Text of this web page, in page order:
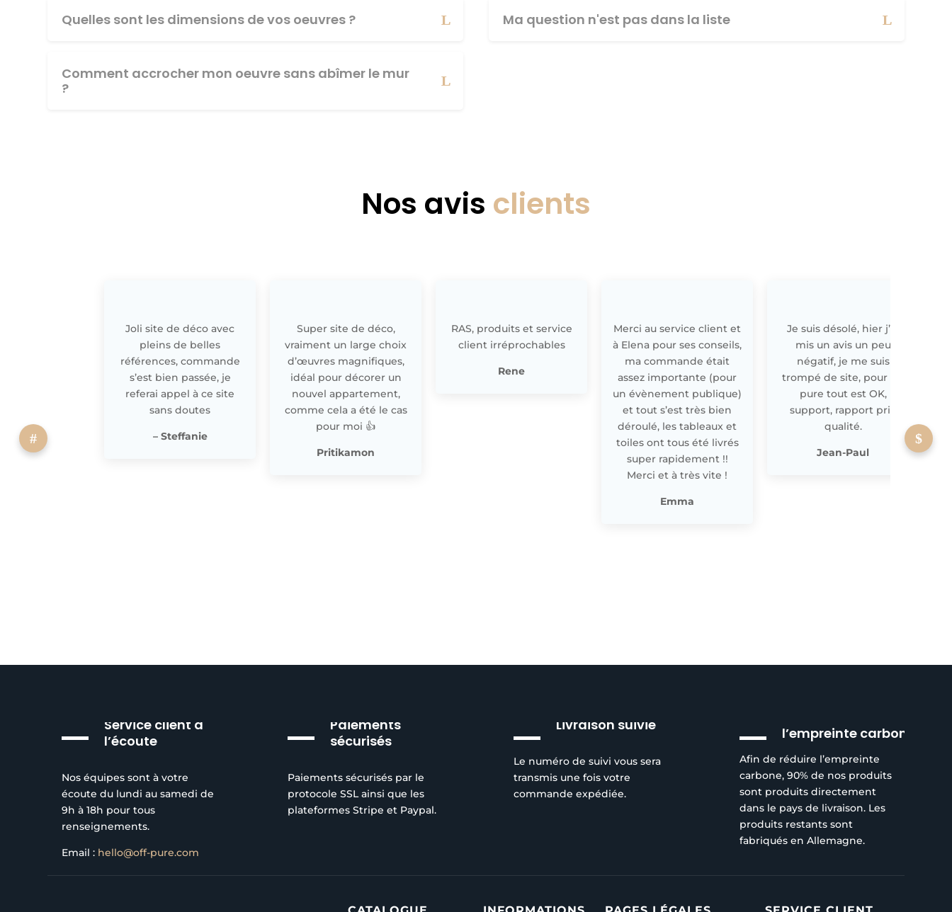
Quelles sont les dimensions de vos oeuvres ?
Comment accrocher mon oeuvre sans abîmer le mur
?
Ma question n'est pas dans la liste
Nos avis clients
Joli site de déco avec
pleins de belles
références, commande
s’est bien passée, je
referai appel à ce site
sans doutes
– Steffanie
Super site de déco,
vraiment un large choix
d’œuvres magnifiques,
idéal pour décorer un
nouvel appartement,
comme cela a été le cas
pour moi 👍
Pritikamon
RAS, produits et service
client irréprochables
Rene
Merci au service client et
à Elena pour ses conseils,
ma commande était
assez importante (pour
un évènement publique)
et tout s’est très bien
déroulé, les tableaux et
toiles ont tous été livrés
super rapidement !!
Merci et à très vite !
Emma
Je suis désolé, hier j’ai
mis un avis un peu
négatif, je me suis
trompé de site, pour off
pure tout est OK,
support, rapport prix
qualité.
Jean-Paul
Service client à
l’écoute
Nos équipes sont à votre
écoute du lundi au samedi de
9h à 18h pour tous
renseignements.
Email : hello@off-pure.com
Paiements
sécurisés
Paiements sécurisés par le
protocole SSL ainsi que les
plateformes Stripe et Paypal.
Livraison suivie
Le numéro de suivi vous sera
transmis une fois votre
commande expédiée.
l’empreinte carbone
Afin de réduire l’empreinte
carbone, 90% de nos produits
sont produits directement
dans le pays de livraison. Les
produits restants sont
fabriqués en Allemagne.